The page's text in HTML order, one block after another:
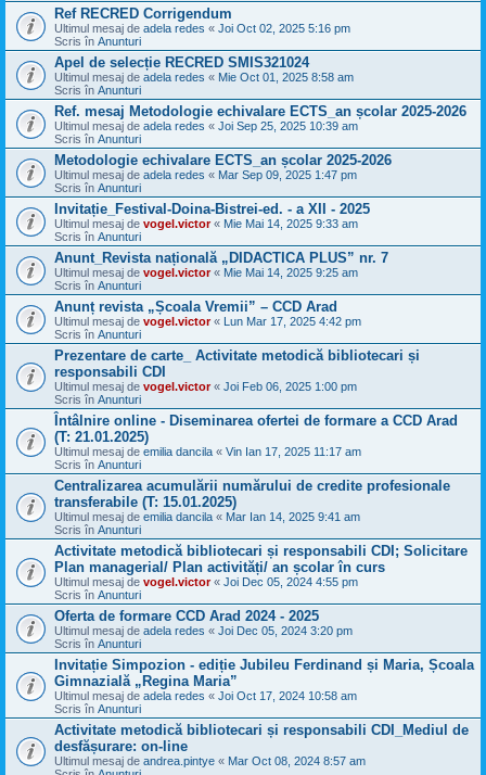
Ref RECRED Corrigendum
Ultimul mesaj de adela redes « Joi Oct 02, 2025 5:16 pm
Scris în Anunturi
Apel de selecție RECRED SMIS321024
Ultimul mesaj de adela redes « Mie Oct 01, 2025 8:58 am
Scris în Anunturi
Ref. mesaj Metodologie echivalare ECTS_an școlar 2025-2026
Ultimul mesaj de adela redes « Joi Sep 25, 2025 10:39 am
Scris în Anunturi
Metodologie echivalare ECTS_an școlar 2025-2026
Ultimul mesaj de adela redes « Mar Sep 09, 2025 1:47 pm
Scris în Anunturi
Invitație_Festival-Doina-Bistrei-ed. - a XII - 2025
Ultimul mesaj de vogel.victor« Mie Mai 14, 2025 9:33 am
Scris în Anunturi
Anunt_Revista națională „DIDACTICA PLUS” nr. 7
Ultimul mesaj de vogel.victor« Mie Mai 14, 2025 9:25 am
Scris în Anunturi
Anunț revista „Școala Vremii” – CCD Arad
Ultimul mesaj de vogel.victor« Lun Mar 17, 2025 4:42 pm
Scris în Anunturi
Prezentare de carte_ Activitate metodică bibliotecari și
responsabili CDI
Ultimul mesaj de vogel.victor« Joi Feb 06, 2025 1:00 pm
Scris în Anunturi
Întâlnire online - Diseminarea ofertei de formare a CCD Arad
(T: 21.01.2025)
Ultimul mesaj de emilia dancila « Vin Ian 17, 2025 11:17 am
Scris în Anunturi
Centralizarea acumulării numărului de credite profesionale
transferabile (T: 15.01.2025)
Ultimul mesaj de emilia dancila « Mar Ian 14, 2025 9:41 am
Scris în Anunturi
Activitate metodică bibliotecari și responsabili CDI; Solicitare
Plan managerial/ Plan activități/ an școlar în curs
Ultimul mesaj de vogel.victor« Joi Dec 05, 2024 4:55 pm
Scris în Anunturi
Oferta de formare CCD Arad 2024 - 2025
Ultimul mesaj de adela redes « Joi Dec 05, 2024 3:20 pm
Scris în Anunturi
Invitație Simpozion - ediție Jubileu Ferdinand și Maria, Școala
Gimnazială „Regina Maria”
Ultimul mesaj de adela redes « Joi Oct 17, 2024 10:58 am
Scris în Anunturi
Activitate metodică bibliotecari și responsabili CDI_Mediul de
desfășurare: on-line
Ultimul mesaj de andrea.pintye « Mar Oct 08, 2024 8:57 am